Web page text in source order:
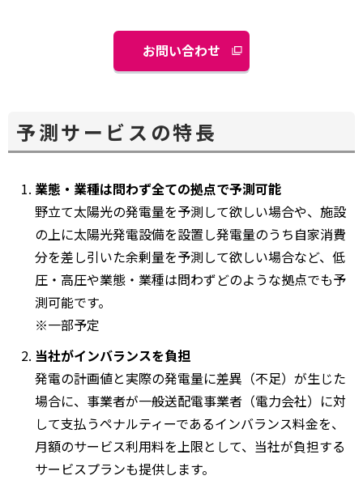
お問い合わせ
予測サービスの特長
業態・業種は問わず全ての拠点で予測可能
野立て太陽光の発電量を予測して欲しい場合や、施設
の上に太陽光発電設備を設置し発電量のうち自家消費
分を差し引いた余剰量を予測して欲しい場合など、低
圧・高圧や業態・業種は問わずどのような拠点でも予
測可能です。
※一部予定
当社がインバランスを負担
発電の計画値と実際の発電量に差異（不足）が生じた
場合に、事業者が一般送配電事業者（電力会社）に対
して支払うペナルティーであるインバランス料金を、
月額のサービス利用料を上限として、当社が負担する
サービスプランも提供します。